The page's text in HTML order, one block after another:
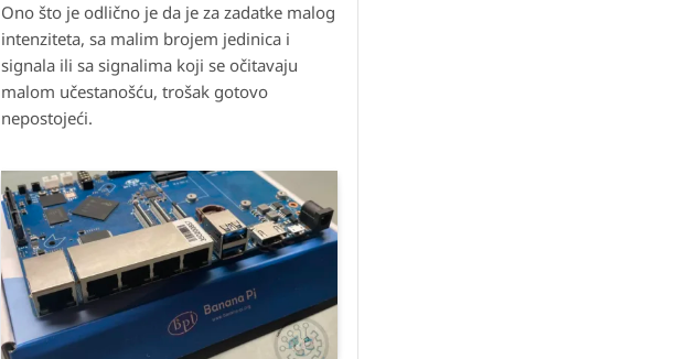
Ono što je odlično je da je za zadatke malog
intenziteta, sa malim brojem jedinica i
signala ili sa signalima koji se očitavaju
malom učestanošću, trošak gotovo
nepostojeći.